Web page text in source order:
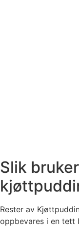
Slik
Rester av
oppbevares i en tett